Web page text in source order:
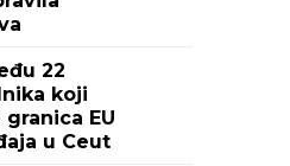
22
koji
EU
u Ceut